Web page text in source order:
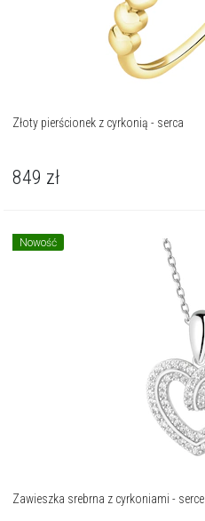
Złoty pierścionek z cyrkonią - serca
849 zł
Nowość
Zawieszka srebrna z cyrkoniami - serce